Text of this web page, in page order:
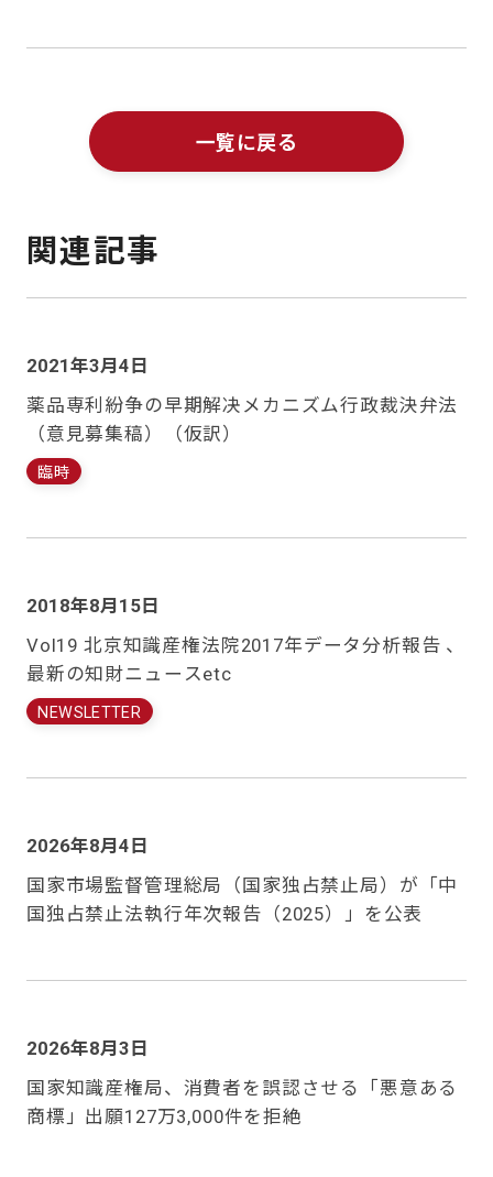
一覧に戻る
関連記事
2021年3月4日
薬品専利紛争の早期解决メカニズム行政裁決弁法
（意見募集稿）（仮訳）
臨時
2018年8月15日
Vol19 北京知識産権法院2017年データ分析報告 、
最新の知財ニュースetc
NEWSLETTER
2026年8月4日
国家市場監督管理総局（国家独占禁止局）が「中
国独占禁止法執行年次報告（2025）」を公表
2026年8月3日
国家知識産権局、消費者を誤認させる「悪意ある
商標」出願127万3,000件を拒絶